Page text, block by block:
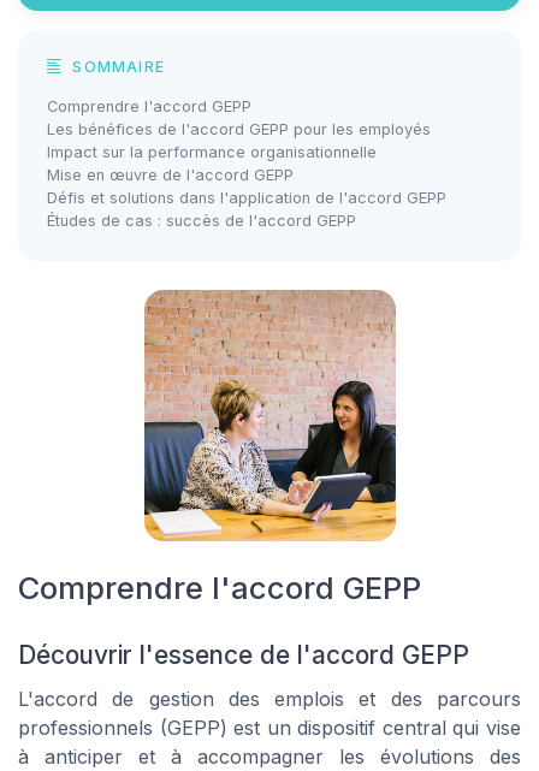
SOMMAIRE
Comprendre l'accord GEPP
Les bénéfices de l'accord GEPP pour les employés
Impact sur la performance organisationnelle
Mise en œuvre de l'accord GEPP
Défis et solutions dans l'application de l'accord GEPP
Études de cas : succès de l'accord GEPP
Comprendre l'accord GEPP
Découvrir l'essence de l'accord GEPP
L'accord de gestion des emplois et des parcours
professionnels (GEPP) est un dispositif central qui vise
à anticiper et à accompagner les évolutions des